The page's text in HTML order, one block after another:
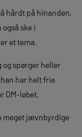
hårdt på hinanden,
ske i
et tema.
og spørger heller
har helt frie
DM-løbet.
meget jævnbyrdige